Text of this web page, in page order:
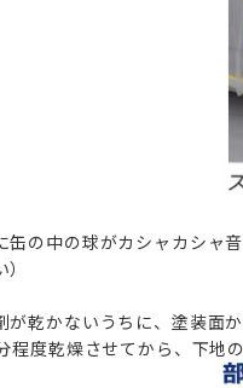
缶の中の球がカシャカシャ
が乾かないうちに、塗装面
程度乾燥させてから、下地